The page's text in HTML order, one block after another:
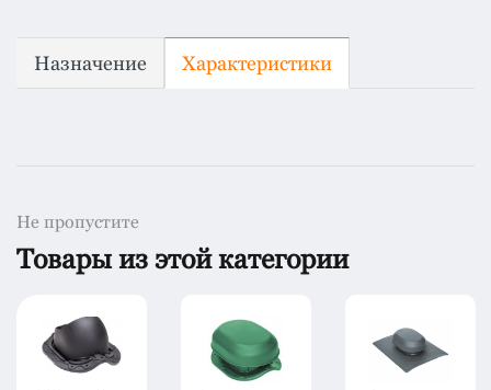
Назначение Характеристики
Не пропустите
Товары из этой категории